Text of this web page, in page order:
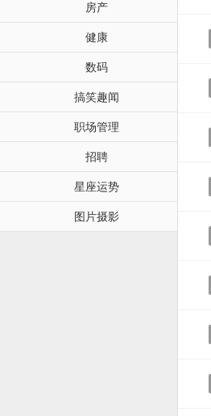
房产
健康
数码
搞笑趣闻
职场管理
招聘
星座运势
图片摄影